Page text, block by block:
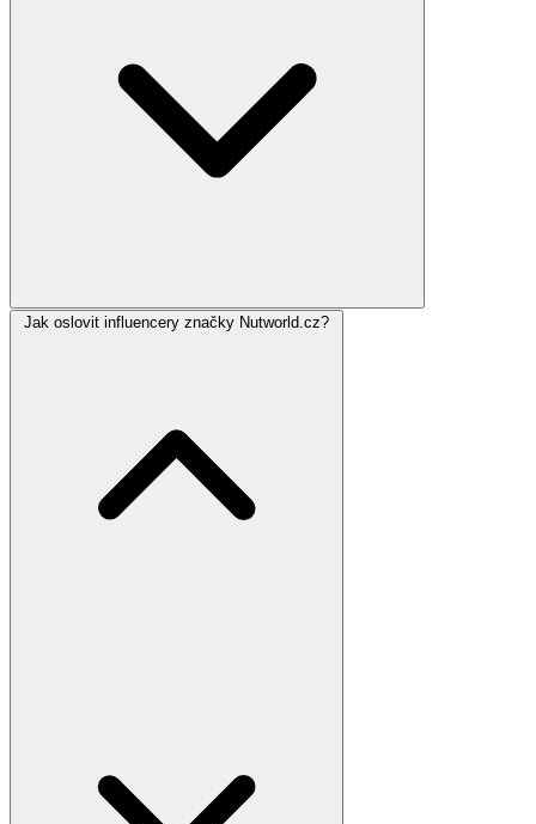
Jak oslovit influencery značky Nutworld.cz?